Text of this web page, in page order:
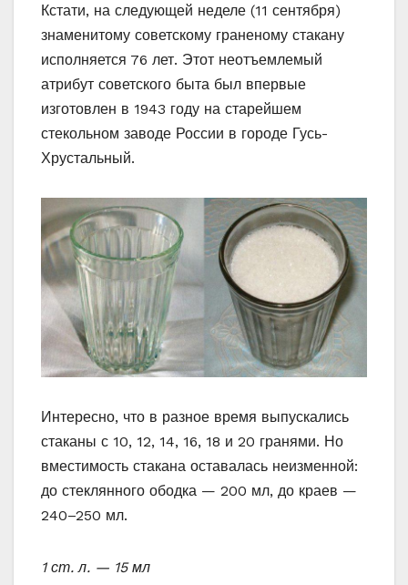
Кстати, на следующей неделе (11 сентября)
знаменитому советскому граненому стакану
исполняется 76 лет. Этот неотъемлемый
атрибут советского быта был впервые
изготовлен в 1943 году на старейшем
стекольном заводе России в городе Гусь-
Хрустальный.
Интересно, что в разное время выпускались
стаканы с 10, 12, 14, 16, 18 и 20 гранями. Но
вместимость стакана оставалась неизменной:
до стеклянного ободка — 200 мл, до краев —
240–250 мл.
1 ст. л. — 15 мл